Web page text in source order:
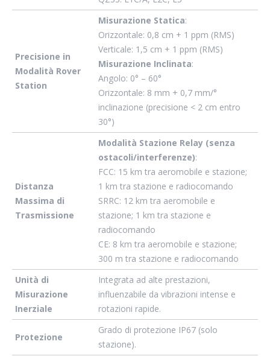
Precisione in
Modalità Rover
Station
Misurazione Statica:
Orizzontale: 0,8 cm + 1 ppm (RMS)
Verticale: 1,5 cm + 1 ppm (RMS)
Misurazione Inclinata:
Angolo: 0° – 60°
Orizzontale: 8 mm + 0,7 mm/°
inclinazione (precisione < 2 cm entro
30°)
Distanza
Massima di
Trasmissione
Modalità Stazione Relay (senza
ostacoli/interferenze):
FCC: 15 km tra aeromobile e stazione;
1 km tra stazione e radiocomando
SRRC: 12 km tra aeromobile e
stazione; 1 km tra stazione e
radiocomando
CE: 8 km tra aeromobile e stazione;
300 m tra stazione e radiocomando
Unità di
Misurazione
Inerziale
Integrata ad alte prestazioni,
influenzabile da vibrazioni intense e
rotazioni rapide.
Protezione
Grado di protezione IP67 (solo
stazione).